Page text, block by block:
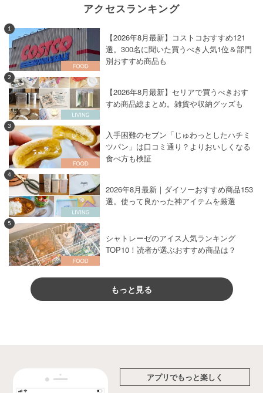
アクセスランキング
1
【2026年8月最新】コストコおすすめ121
選。300名に聞いた買うべき人気1位＆部門
別おすすめ商品も
2
【2026年8月最新】セリアで買うべきおす
すめ商品総まとめ。雑貨や収納グッズも
3
入手困難のセブン「じゅわっとしたハチミ
ツパン」は口コミ通り？よりおいしくなる
食べ方も検証
4
2026年8月最新｜ダイソーおすすめ商品153
選。使って良かった神アイテムを厳選
5
シャトレーゼのアイス人気ランキング
TOP10！読者が選ぶおすすめ商品は？
もっと見る
アプリでもっと楽しく